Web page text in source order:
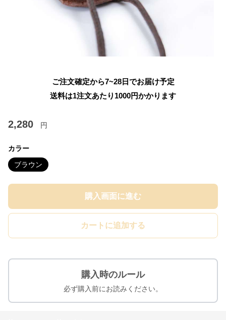
ご注文確定から7~28日でお届け予定
送料は1注文あたり 1000円かかります
2,280 円
カラー
ブラウン
購入画面に進む
カートに追加する
購入時のルール
必ず購入前にお読みください。